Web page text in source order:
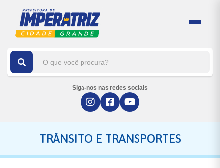
Siga-nos nas redes sociais
TRÂNSITO E TRANSPORTES